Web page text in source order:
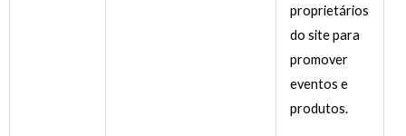
proprietários
do site para
promover
eventos e
produtos.